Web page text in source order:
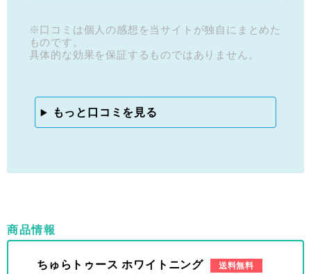
※口コミは個人の感想を当サイトが独自にまとめた
ものです。
具体的な効果を保証するものではありません。
もっと口コミを見る
商品情報
ちゅらトゥース ホワイトニング 送料無料